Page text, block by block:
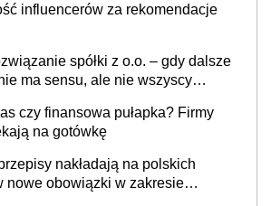
influencerów za rekomendacje
spółki z o.o. – gdy dalsze
ma sensu, ale nie wszyscy
czy finansowa pułapka? Firmy
na gotówkę
nakładają na polskich
nowe obowiązki w zakresie